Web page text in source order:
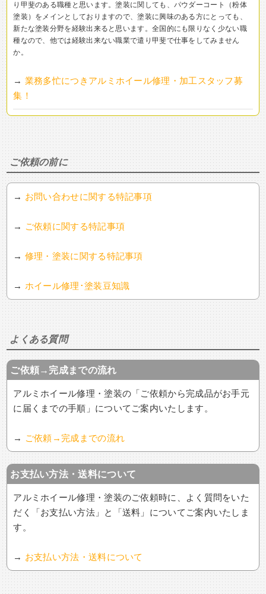
り甲斐のある職種と思います。塗装に関しても、パウダーコート（粉体
塗装）をメインとしておりますので、塗装に興味のある方にとっても、
新たな塗装分野を経験出来ると思います。全国的にも限りなく少ない職
種なので、他では経験出来ない職業で遣り甲斐で仕事をしてみません
か。
→ 業務多忙につきアルミホイール修理・加工スタッフ募
集！
ご依頼の前に
→ お問い合わせに関する特記事項
→ ご依頼に関する特記事項
→ 修理・塗装に関する特記事項
→ ホイール修理･塗装豆知識
よくある質問
ご依頼→完成までの流れ
アルミホイール修理・塗装の「ご依頼から完成品がお手元
に届くまでの手順」についてご案内いたします。
→ ご依頼→完成までの流れ
お支払い方法・送料について
アルミホイール修理・塗装のご依頼時に、よく質問をいた
だく「お支払い方法」と「送料」についてご案内いたしま
す。
→ お支払い方法・送料について